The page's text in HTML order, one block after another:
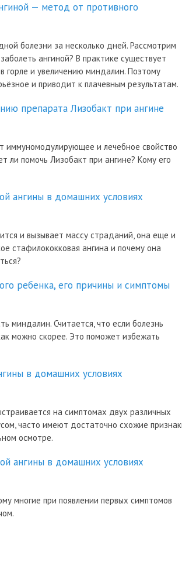
— метод от противного
болезни за несколько дней. Рассмотрим
ангиной? В практике существует
горле и увеличению миндалин. Поэтому
и приводит к плачевным результатам.
препарата Лизобакт при ангине
иммуномодулирующее и лечебное свойство
ли помочь Лизобакт при ангине? Кому его
ангины в домашних условиях
и вызывает массу страданий, она еще и
стафилококковая ангина и почему она
ребенка, его причины и симптомы
миндалин. Считается, что если болезнь
можно скорее. Это поможет избежать
в домашних условиях
на симптомах двух различных
часто имеют достаточно схожие
осмотре.
ангины в домашних условиях
многие при появлении первых симптомов